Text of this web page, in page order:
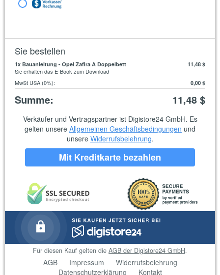
Sie bestellen
1x Bauanleitung - Opel Zafira A Doppelbett
Sie erhalten das E-Book zum Download
11,48 $
MwSt USA (0%): 0,00 $
Summe: 11,48 $
Verkäufer und Vertragspartner ist Digistore24 GmbH. Es
gelten unsere Allgemeinen Geschäftsbedingungen und
unsere Widerrufsbelehrung.
Mit Kreditkarte bezahlen
Für diesen Kauf gelten die AGB der Digistore24 GmbH.
AGB Impressum
Widerrufsbelehrung
Datenschutzerklärung
Kontakt